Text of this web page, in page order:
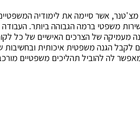
מצ'טנר, אשר סיימה את לימודיה
משפטי ברמה הגבוהה ביותר.
מעמיקה של הצרכים האישיים של כל
לקבל הגנה משפטית איכותית ובחשיבות
לה להוביל תהליכים משפטיים